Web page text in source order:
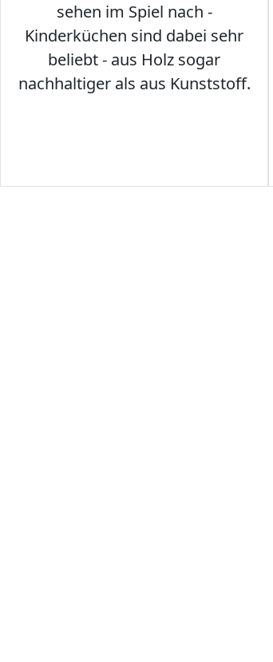
sehen im Spiel nach -
Kinderküchen sind dabei sehr
beliebt - aus Holz sogar
nachhaltiger als aus Kunststoff.